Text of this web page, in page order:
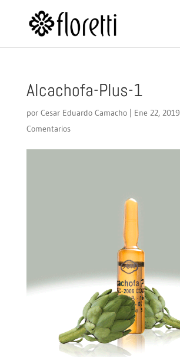
Alcachofa-Plus-1
por Cesar Eduardo Camacho| Ene 22, 2019
Comentarios